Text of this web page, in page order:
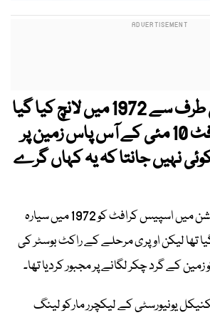
سوویت یونین کی طرف سے 1972 میں لانچ کیا گیا
ایک اسپیس کرافٹ 10 مئی کے آس پاس زمین پر
نہیں جانتا کہ یہ کہاں گرے
Kosmos 482 نامی مشن میں اسپیس کرافٹ کو 1972 میں سیارہ
تھا لیکن اوپری مرحلے کے راکٹ بوسٹر کی
کے گرد چکر لگانے پر مجبور کردیا تھا۔
یونیورسٹی کے لیکچرر مارکو لینگ